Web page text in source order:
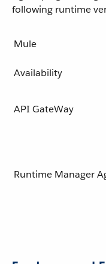
following runtime
Mule
Availability
API GateWay
Runtime Manager